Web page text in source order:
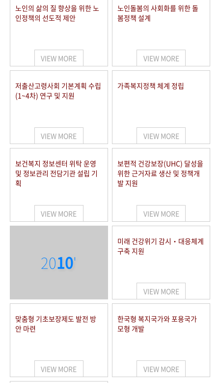
노인의 삶의 질 향상을 위한 노
인정책의 선도적 제안
VIEW MORE
노인돌봄의 사회화를 위한 돌
봄정책 설계
VIEW MORE
저출산고령사회 기본계획 수립
(1~4차) 연구 및 지원
VIEW MORE
가족복지정책 체계 정립
VIEW MORE
보건복지 정보센터 위탁 운영
및 정보관리 전담기관 설립 기
획
VIEW MORE
보편적 건강보장(UHC) 달성을
위한 근거자료 생산 및 정책개
발 지원
VIEW MORE
2010'
미래 건강위기 감시‧대응체계
구축 지원
VIEW MORE
맞춤형 기초보장제도 발전 방
안 마련
VIEW MORE
한국형 복지국가와 포용국가
모형 개발
VIEW MORE